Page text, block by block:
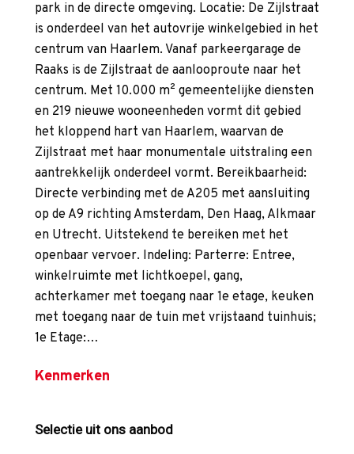
park in de directe omgeving. Locatie: De Zijlstraat
is onderdeel van het autovrije winkelgebied in het
centrum van Haarlem. Vanaf parkeergarage de
Raaks is de Zijlstraat de aanlooproute naar het
centrum. Met 10.000 m² gemeentelijke diensten
en 219 nieuwe wooneenheden vormt dit gebied
het kloppend hart van Haarlem, waarvan de
Zijlstraat met haar monumentale uitstraling een
aantrekkelijk onderdeel vormt. Bereikbaarheid:
Directe verbinding met de A205 met aansluiting
op de A9 richting Amsterdam, Den Haag, Alkmaar
en Utrecht. Uitstekend te bereiken met het
openbaar vervoer. Indeling: Parterre: Entree,
winkelruimte met lichtkoepel, gang,
achterkamer met toegang naar 1e etage, keuken
met toegang naar de tuin met vrijstaand tuinhuis;
1e Etage:…
Kenmerken
Selectie uit ons aanbod